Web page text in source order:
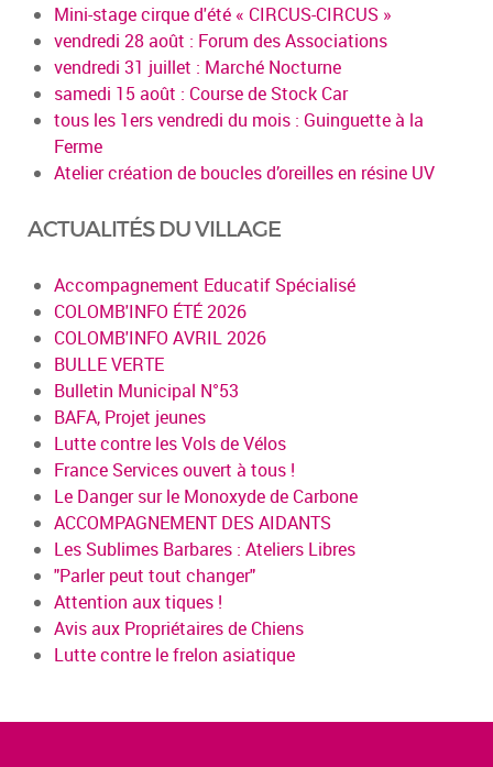
Mini-stage cirque d'été « CIRCUS-CIRCUS »
vendredi 28 août : Forum des Associations
vendredi 31 juillet : Marché Nocturne
samedi 15 août : Course de Stock Car
tous les 1ers vendredi du mois : Guinguette à la
Ferme
Atelier création de boucles d’oreilles en résine UV
ACTUALITÉS DU VILLAGE
Accompagnement Educatif Spécialisé
COLOMB'INFO ÉTÉ 2026
COLOMB'INFO AVRIL 2026
BULLE VERTE
Bulletin Municipal N°53
BAFA, Projet jeunes
Lutte contre les Vols de Vélos
France Services ouvert à tous !
Le Danger sur le Monoxyde de Carbone
ACCOMPAGNEMENT DES AIDANTS
Les Sublimes Barbares : Ateliers Libres
"Parler peut tout changer"
Attention aux tiques !
Avis aux Propriétaires de Chiens
Lutte contre le frelon asiatique